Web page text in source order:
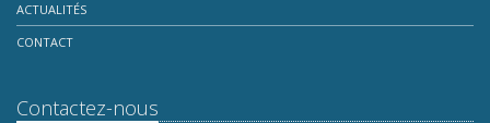
ACTUALITÉS
CONTACT
Contactez-nous